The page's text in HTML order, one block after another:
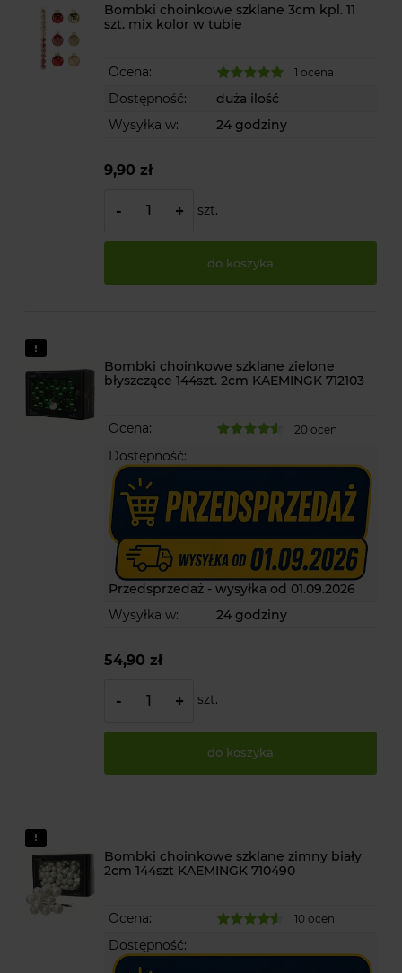
Bombki choinkowe szklane 3cm kpl. 11
szt. mix kolor w tubie
Ocena: 1 ocena
Dostępność:
duża ilość
Wysyłka w:
24 godziny
9,90 zł
- + szt.
do koszyka
Bombki choinkowe szklane zielone
błyszczące 144szt. 2cm KAEMINGK 712103
Ocena: 20 ocen
Dostępność:
Przedsprzedaż - wysyłka od 01.09.2026
Wysyłka w:
24 godziny
54,90 zł
- + szt.
do koszyka
Bombki choinkowe szklane zimny biały
2cm 144szt KAEMINGK 710490
Ocena: 10 ocen
Dostępność: